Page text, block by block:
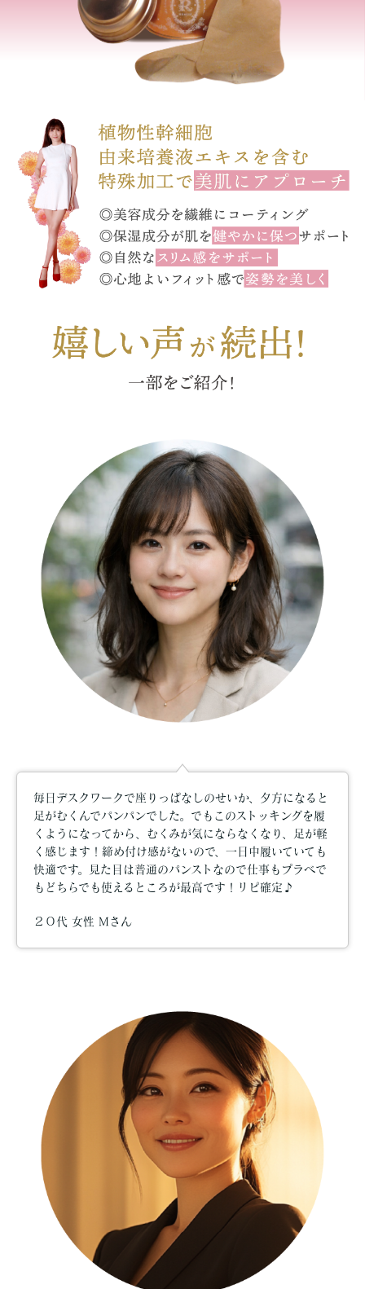
毎日デスクワークで座りっぱなしのせいか、夕方になると
足がむくんでパンパンでした。でもこのストッキングを履
くようになってから、むくみが気にならなくなり、足が軽
く感じます！締め付け感がないので、一日中履いていても
快適です。見た目は普通のパンストなので仕事もプラベで
もどちらでも使えるところが最高です！リピ確定♪
２０代 女性 Mさん